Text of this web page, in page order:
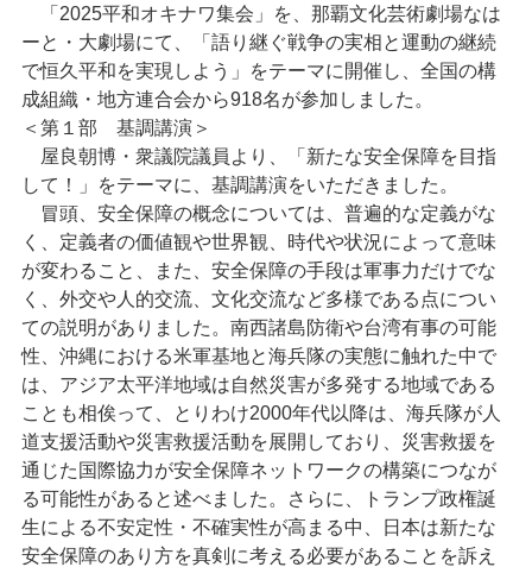
「2025平和オキナワ集会」を、那覇文化芸術劇場なは
ーと・大劇場にて、「語り継ぐ戦争の実相と運動の継続
で恒久平和を実現しよう」をテーマに開催し、全国の構
成組織・地方連合会から918名が参加しました。
＜第１部 基調講演＞
屋良朝博・衆議院議員より、「新たな安全保障を目指
して！」をテーマに、基調講演をいただきました。
冒頭、安全保障の概念については、普遍的な定義がな
く、定義者の価値観や世界観、時代や状況によって意味
が変わること、また、安全保障の手段は軍事力だけでな
く、外交や人的交流、文化交流など多様である点につい
ての説明がありました。南西諸島防衛や台湾有事の可能
性、沖縄における米軍基地と海兵隊の実態に触れた中で
は、アジア太平洋地域は自然災害が多発する地域である
ことも相俟って、とりわけ2000年代以降は、海兵隊が人
道支援活動や災害救援活動を展開しており、災害救援を
通じた国際協力が安全保障ネットワークの構築につなが
る可能性があると述べました。さらに、トランプ政権誕
生による不安定性・不確実性が高まる中、日本は新たな
安全保障のあり方を真剣に考える必要があることを訴え